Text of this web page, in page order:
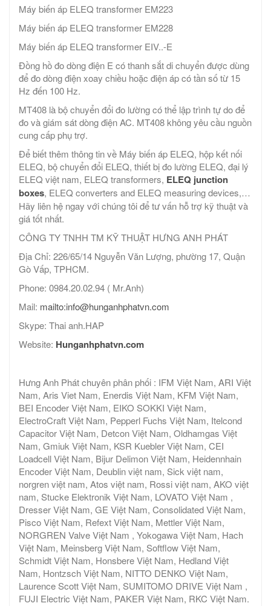
Máy biến áp ELEQ transformer EM223
Máy biến áp ELEQ transformer EM228
Máy biến áp ELEQ transformer EIV..-E
Đồng hồ đo dòng điện E có thanh sắt di chuyển được dùng
để đo dòng điện xoay chiều hoặc điện áp có tần số từ 15
Hz đến 100 Hz.
MT408 là bộ chuyển đổi đo lường có thể lập trình tự do để
đo và giám sát dòng điện AC. MT408 không yêu cầu nguồn
cung cấp phụ trợ.
Để biết thêm thông tin về Máy biến áp ELEQ, hộp kết nối
ELEQ, bộ chuyển đổi ELEQ, thiết bị đo lường ELEQ, đại lý
ELEQ việt nam, ELEQ transformers, ELEQ junction
boxes, ELEQ converters and ELEQ measuring devices,…
Hãy liên hệ ngay với chúng tôi để tư vấn hỗ trợ kỹ thuật và
giá tốt nhất.
CÔNG TY TNHH TM KỸ THUẬT HƯNG ANH PHÁT
Địa Chỉ: 226/65/14 Nguyễn Văn Lượng, phường 17, Quận
Gò Vấp, TPHCM.
Phone: 0984.20.02.94 ( Mr.Anh)
Mail: mailto:info@hunganhphatvn.com
Skype: Thai anh.HAP
Website: Hunganhphatvn.com
Hưng Anh Phát chuyên phân phối : IFM Việt Nam, ARI Việt
Nam, Aris Viet Nam, Enerdis Việt Nam, KFM Việt Nam,
BEI Encoder Việt Nam, EIKO SOKKI Việt Nam,
ElectroCraft Việt Nam, Pepperl Fuchs Việt Nam, Itelcond
Capacitor Việt Nam, Detcon Việt Nam, Oldhamgas Việt
Nam, Gmiuk Việt Nam, KSR Kuebler Việt Nam, CEI
Loadcell Việt Nam, Bijur Delimon Việt Nam, Heidennhain
Encoder Việt Nam, Deublin việt nam, Sick việt nam,
norgren việt nam, Atos việt nam, Rossi việt nam, AKO việt
nam, Stucke Elektronik Việt Nam, LOVATO Việt Nam ,
Dresser Việt Nam, GE Việt Nam, Consolidated Việt Nam,
Pisco Việt Nam, Refext Việt Nam, Mettler Việt Nam,
NORGREN Valve Việt Nam , Yokogawa Việt Nam, Hach
Việt Nam, Meinsberg Việt Nam, Softflow Việt Nam,
Schmidt Việt Nam, Honsbere Việt Nam, Hedland Việt
Nam, Hontzsch Việt Nam, NITTO DENKO Việt Nam,
Laurence Scott Việt Nam, SUMITOMO DRIVE Việt Nam ,
FUJI Electric Việt Nam, PAKER Việt Nam, RKC Việt Nam.